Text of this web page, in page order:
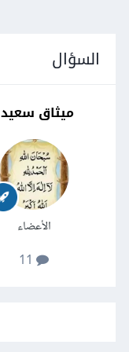
السؤال
ميثاق سعيد
الأعضاء